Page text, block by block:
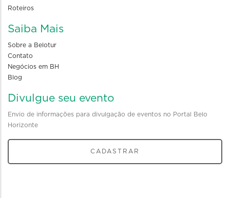
Roteiros
Saiba Mais
Sobre a Belotur
Contato
Negócios em BH
Blog
Divulgue seu evento
Envio de informações para divulgação de eventos no Portal Belo
Horizonte
CADASTRAR